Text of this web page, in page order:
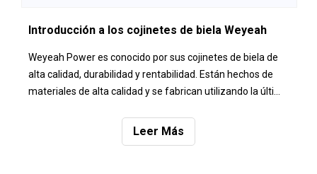
Introducción a los cojinetes de biela Weyeah
Weyeah Power es conocido por sus cojinetes de biela de
alta calidad, durabilidad y rentabilidad. Están hechos de
materiales de alta calidad y se fabrican utilizando la última
de primer nivel internacional. Cuentan con tecnología
avanzada de control de calidad y pruebas. Son adecuados
Leer Más